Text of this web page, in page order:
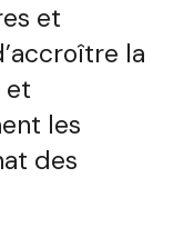
et
la
et
les
des